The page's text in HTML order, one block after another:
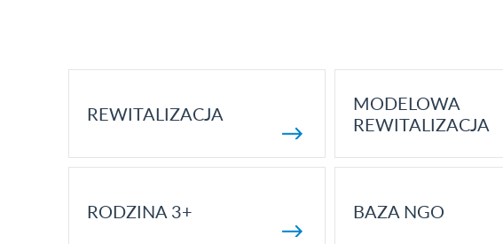
REWITALIZACJA
MODELOWA
REWITALIZACJA
RODZINA 3+ BAZA NGO